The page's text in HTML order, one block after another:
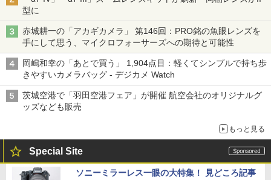
型に
赤城耕一の「アカギカメラ」 第146回：PRO銘の魚眼レンズを
手にして思う、マイクロフォーサーズへの期待と可能性
岡嶋和幸の「あとで買う」 1,904点目：軽くてシンプルで持ち歩
きやすいカメラバッグ - デジカメ Watch
茨城空港で「羽田空港フェア」が開催 航空会社のオリジナルグ
ッズなども販売
もっと見る
Special Site
ソニーミラーレス一眼の大特集！ 見どころ記事